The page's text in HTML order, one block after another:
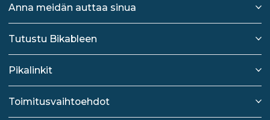
Anna meidän auttaa sinua
Tutustu Bikableen
Pikalinkit
Toimitusvaihtoehdot